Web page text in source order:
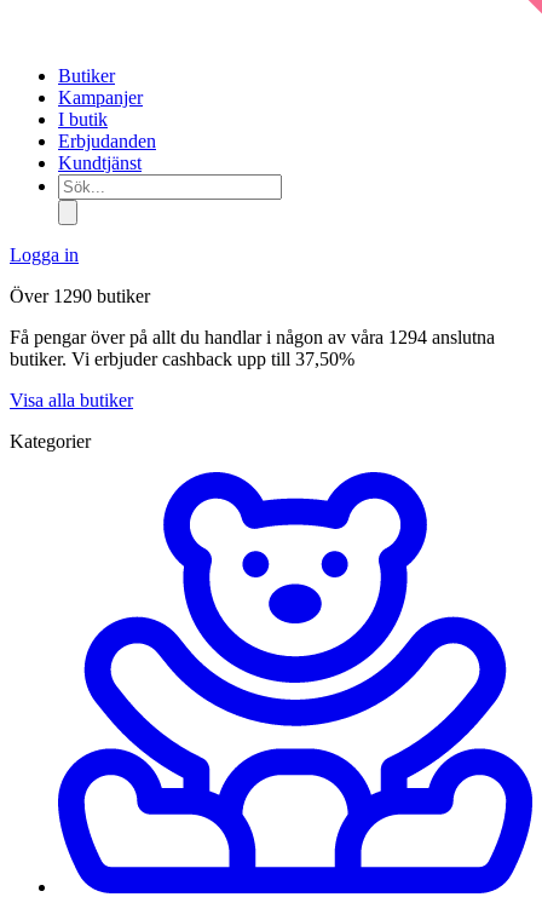
Butiker
Kampanjer
I butik
Erbjudanden
Kundtjänst
Sök...
Logga in
Över 1290 butiker
Få pengar över på allt du handlar i någon av våra 1294 anslutna
butiker. Vi erbjuder cashback upp till 37,50%
Visa alla butiker
Kategorier